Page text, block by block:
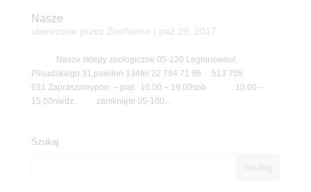
Nasze
utworzone przez ZooNemo paź 29, 2017
Nasze sklepy zoologiczne 05-120 Legionowoul.
Piłsudskiego 31,pawilon 134tel 22 784 71 96 513 705
631 Zapraszamypon. – piąt. 10.00 – 19.00sob. 10.00 –
15.00niedz. zamknięte 05-100...
Szukaj